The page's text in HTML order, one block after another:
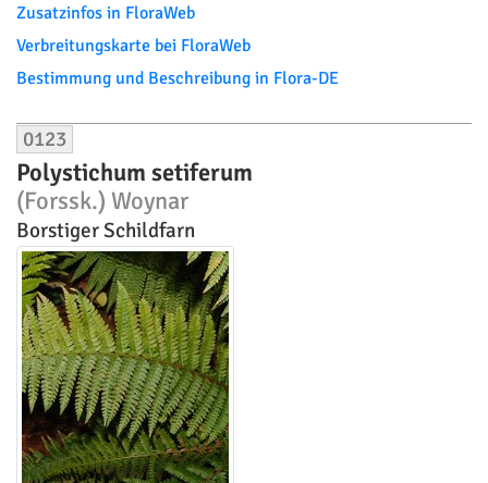
Zusatzinfos in FloraWeb
Verbreitungskarte bei FloraWeb
Bestimmung und Beschreibung in Flora-DE
0123
Polystichum setiferum
(Forssk.) Woynar
Borstiger Schildfarn